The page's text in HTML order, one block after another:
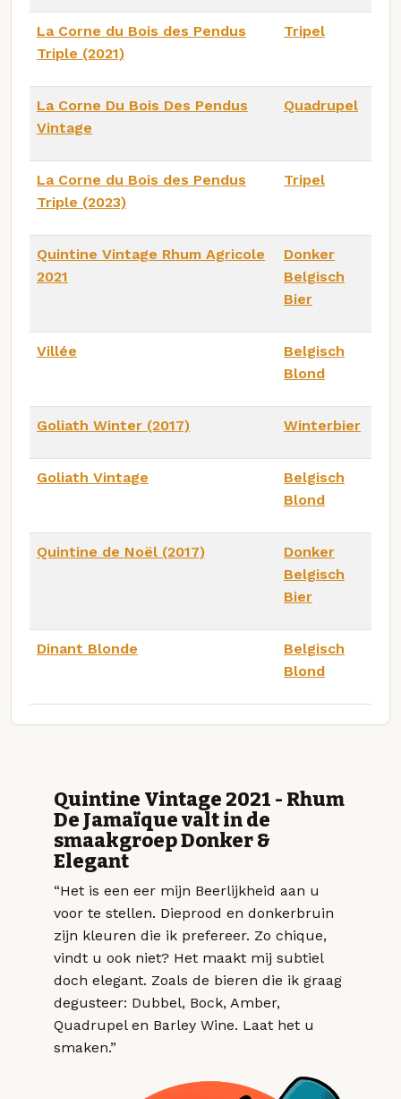
La Corne du Bois des Pendus
Triple (2021)
Tripel
La Corne Du Bois Des Pendus
Vintage
Quadrupel
La Corne du Bois des Pendus
Triple (2023)
Tripel
Quintine Vintage Rhum Agricole
2021
Donker
Belgisch
Bier
Villée
Belgisch
Blond
Goliath Winter (2017) Winterbier
Goliath Vintage
Belgisch
Blond
Quintine de Noël (2017)
Donker
Belgisch
Bier
Dinant Blonde
Belgisch
Blond
Quintine Vintage 2021 - Rhum
De Jamaïque valt in de
smaakgroep Donker &
Elegant
“Het is een eer mijn Beerlijkheid aan u
voor te stellen. Dieprood en donkerbruin
zijn kleuren die ik prefereer. Zo chique,
vindt u ook niet? Het maakt mij subtiel
doch elegant. Zoals de bieren die ik graag
degusteer: Dubbel, Bock, Amber,
Quadrupel en Barley Wine. Laat het u
smaken.”